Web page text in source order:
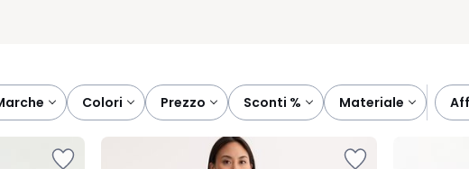
marche colori prezzo sconti % materiale